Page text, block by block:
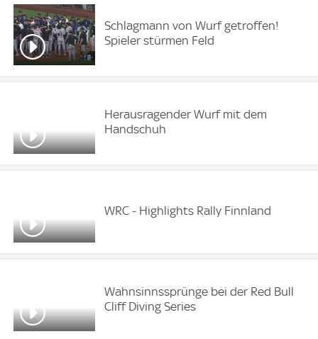
Schlagmann von Wurf getroffen!
Spieler stürmen Feld
Herausragender Wurf mit dem
Handschuh
WRC - Highlights Rally Finnland
Wahnsinnssprünge bei der Red Bull
Cliff Diving Series